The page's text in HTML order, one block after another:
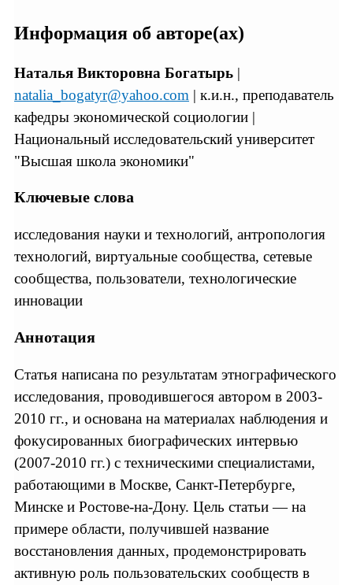
Информация об авторе(ах)
Наталья Викторовна Богатырь |
natalia_bogatyr@yahoo.com | к.и.н., преподаватель
кафедры экономической социологии |
Национальный исследовательский университет
"Высшая школа экономики"
Ключевые слова
исследования науки и технологий, антропология
технологий, виртуальные сообщества, сетевые
сообщества, пользователи, технологические
инновации
Аннотация
Статья написана по результатам этнографического
исследования, проводившегося автором в 2003-
2010 гг., и основана на материалах наблюдения и
фокусированных биографических интервью
(2007-2010 гг.) с техническими специалистами,
работающими в Москве, Санкт-Петербурге,
Минске и Ростове-на-Дону. Цель статьи — на
примере области, получившей название
восстановления данных, продемонстрировать
активную роль пользовательских сообществ в